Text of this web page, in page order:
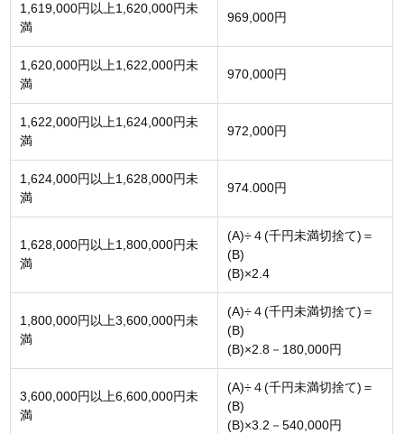
1,619,000円以上1,620,000円未
満
969,000円
1,620,000円以上1,622,000円未
満
970,000円
1,622,000円以上1,624,000円未
満
972,000円
1,624,000円以上1,628,000円未
満
974.000円
1,628,000円以上1,800,000円未
満
(A)÷４(千円未満切捨て)＝
(B)
(B)×2.4
1,800,000円以上3,600,000円未
満
(A)÷４(千円未満切捨て)＝
(B)
(B)×2.8－180,000円
3,600,000円以上6,600,000円未
満
(A)÷４(千円未満切捨て)＝
(B)
(B)×3.2－540,000円